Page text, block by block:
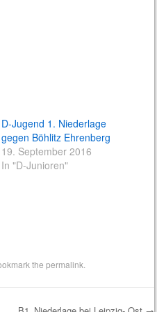
D-Jugend 1. Niederlage
gegen Böhlitz Ehrenberg
19. September 2016
In "D-Junioren"
thepermalink